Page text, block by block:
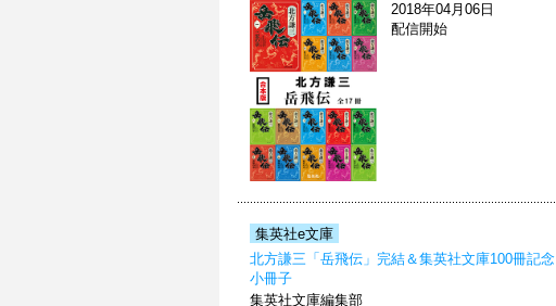
2018年04月06日
配信開始
集英社e文庫
北方謙三「岳飛伝」完結＆集英社文庫100冊記念
小冊子
集英社文庫編集部